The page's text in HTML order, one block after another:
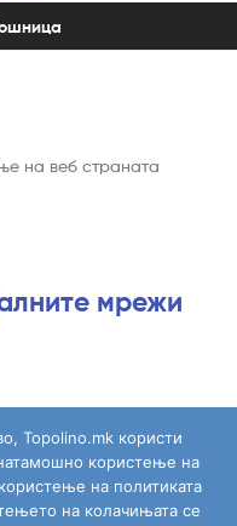
на веб страната
мрежи
Topolino.mk користи
користење на
на политиката
на колачињата се